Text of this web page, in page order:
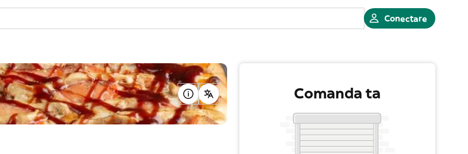
Conectare
Comanda ta